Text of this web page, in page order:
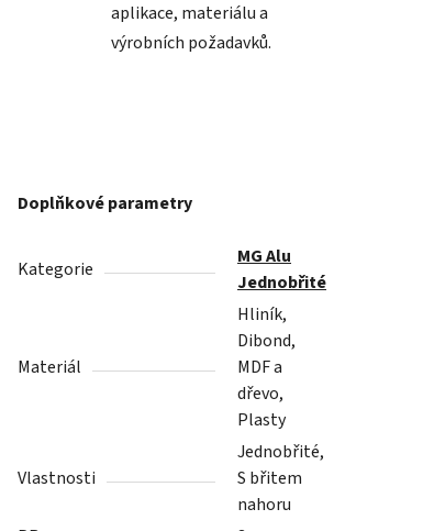
aplikace, materiálu a
výrobních požadavků.
Doplňkové parametry
Kategorie
MG Alu
Jednobřité
Materiál
Hliník,
Dibond,
MDF a
dřevo,
Plasty
Vlastnosti
Jednobřité,
S břitem
nahoru